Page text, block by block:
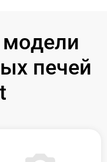
печей